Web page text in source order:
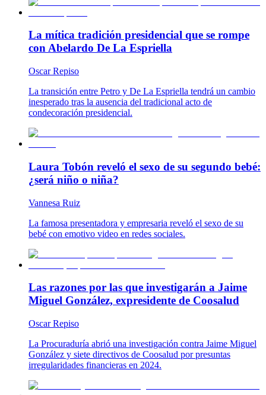
La mítica tradición presidencial que se rompe
con Abelardo De La Espriella
Oscar Repiso
La transición entre Petro y De La Espriella tendrá un cambio
inesperado tras la ausencia del tradicional acto de
condecoración presidencial.
Laura Tobón reveló el sexo de su segundo bebé:
¿será niño o niña?
Vannesa Ruiz
La famosa presentadora y empresaria reveló el sexo de su
bebé con emotivo video en redes sociales.
Las razones por las que investigarán a Jaime
Miguel González, expresidente de Coosalud
Oscar Repiso
La Procuraduría abrió una investigación contra Jaime Miguel
González y siete directivos de Coosalud por presuntas
irregularidades financieras en 2024.